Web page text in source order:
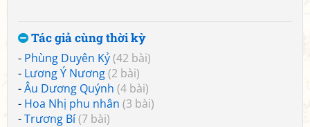
Tác giả cùng thời kỳ
- Phùng Duyên Kỷ(42 bài)
- Lương Ý Nương(2 bài)
-Âu Dương Quýnh (4 bài)
- Hoa Nhị phu nhân (3 bài)
-Trương Bí(7 bài)